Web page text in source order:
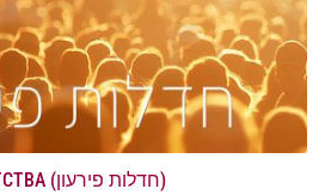
ПРОЦЕДУРА БАНКРОТСТВА (חדלות פירעון)